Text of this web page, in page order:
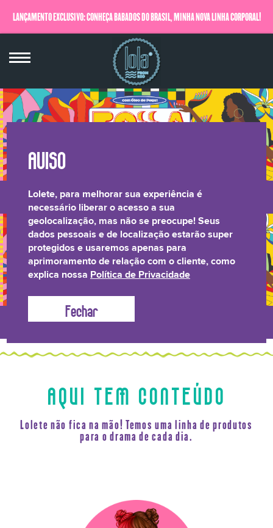
LANÇAMENTO EXCLUSIVO: CONHEÇA BABADOS DO BRASIL, MINHA NOVA LINHA CORPORAL!
QUERO SABER MAIS
LONGEVIDADE
CAPILAR
BRILHO LAMELAR CRESPOS &
CACHOS TRANSPARÊNCIA
LONGEVIDADE
CAPILAR
BRILHO LAMELAR
CACHOS TRANSPARÊNCIA
AQUI TEM CONTEÚDO
Lolete não fica na mão! Temos uma linha de produtos
para o drama de cada dia.
Lolete, para melhorar sua experiência é
necessário liberar o acesso a sua
geolocalização, mas não se preocupe! Seus
dados pessoais e de localização estarão super
protegidos e usaremos apenas para
aprimoramento de relação com o cliente, como
explica nossa Política de Privacidade